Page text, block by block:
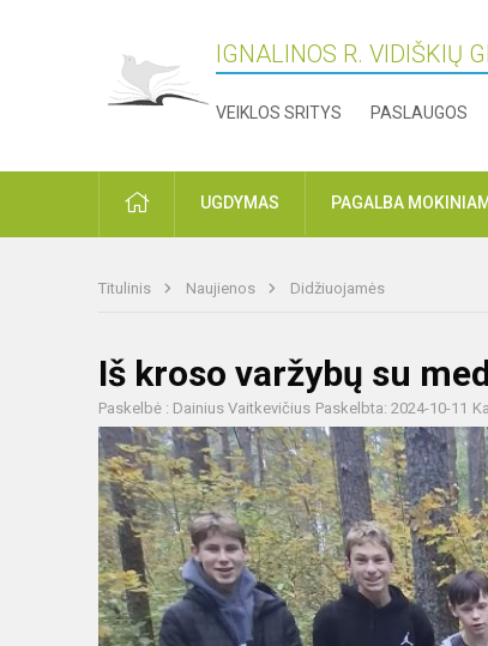
IGNALINOS R. VIDIŠKIŲ
VEIKLOS SRITYS PASLAUGOS
PRADŽIAUGDYMAS PAGALBA
Titulinis Naujienos Didžiuojamės
Iš kroso varžybų su
Paskelbė : Dainius Vaitkevičius Paskelbta: 2024-10-11